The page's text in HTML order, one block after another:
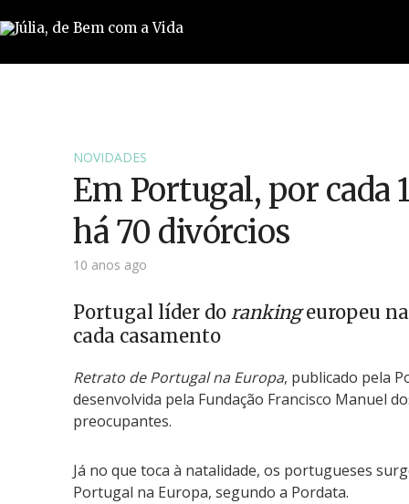
NOVIDADES
Em Portugal, por cada
há 70 divórcios
10 anos ago
Portugal líder do rankingeuropeu
cada casamento
Retrato de Portugal na Europa, publicado pela
desenvolvida pela Fundação Francisco Manuel
preocupantes.
Já no que toca à natalidade, os portugueses
Portugal na Europa, segundo a Pordata.